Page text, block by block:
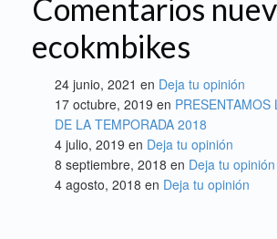
Comentarios
ecokmbikes
24 junio, 2021 en Deja tu opinión
17 octubre, 2019 en PRESENTAMOS
DE LA TEMPORADA 2018
4 julio, 2019 en Deja tu opinión
8 septiembre, 2018 en Deja tu opinión
4 agosto, 2018 en Deja tu opinión